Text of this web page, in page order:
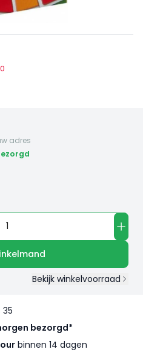
adres
Bekijk winkelvoorraad
bezorgd*
binnen 14 dagen